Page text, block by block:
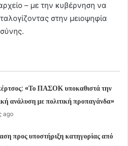
– με την κυβέρνηση να
στην μειοψηφία
«Το ΠΑΣΟΚ υποκαθιστά την
ανάλυση με πολιτική προπαγάνδα»
ago
προς υποστήριξη κατηγορίας από